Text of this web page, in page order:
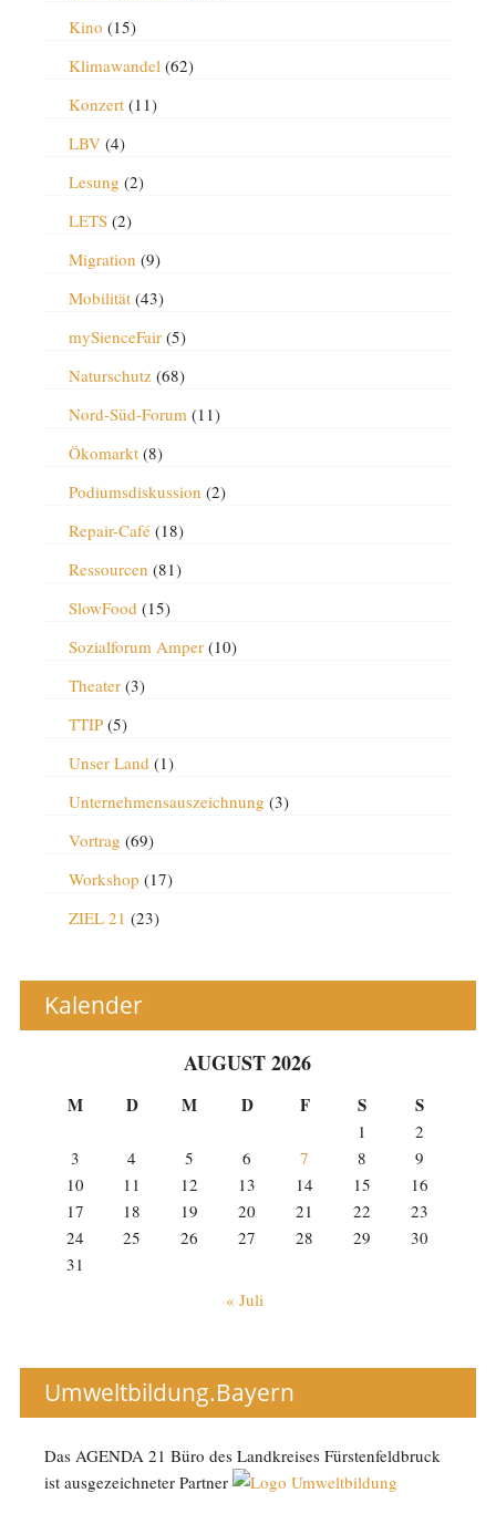
Kino (15)
Klimawandel(62)
Konzert(11)
LBV(4)
Lesung (2)
LETS(2)
Migration (9)
Mobilität(43)
mySienceFair(5)
Naturschutz(68)
Nord-Süd-Forum(11)
Ökomarkt(8)
Podiumsdiskussion (2)
Repair-Café(18)
Ressourcen (81)
SlowFood (15)
Sozialforum Amper(10)
Theater(3)
TTIP(5)
Unser Land (1)
Unternehmensauszeichnung (3)
Vortrag (69)
Workshop (17)
ZIEL 21 (23)
Kalender
AUGUST 2026
M D M D F S S
1
2
3
4 5 6 7 8
9
10
11 12 13 14 15
16
17
18 19 20 21 22
23
24
25 26 27 28 29
30
31
« Juli
Umweltbildung.Bayern
Das AGENDA 21 Büro des Landkreises Fürstenfeldbruck
ist ausgezeichneter Partner